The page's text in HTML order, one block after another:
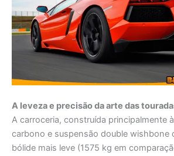
A leveza e precisão da arte das
A carroceria, construída principalmente
carbono e suspensão double wishbone
bólide mais leve (1575 kg em